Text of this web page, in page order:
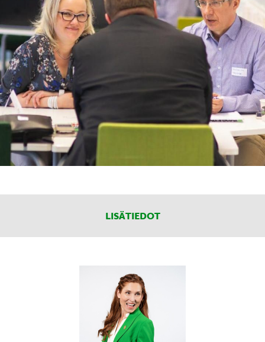
LISÄTIEDOT